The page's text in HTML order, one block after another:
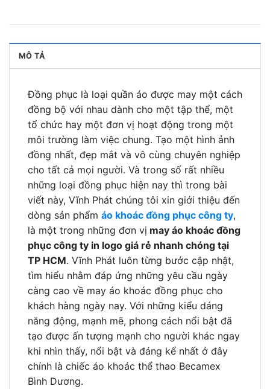
MÔ TẢ
Đồng phục là loại quần áo được may một cách
đồng bộ với nhau dành cho một tập thể, một
tổ chức hay một đơn vị hoạt động trong một
môi trường làm việc chung. Tạo một hình ảnh
đồng nhất, đẹp mắt và vô cùng chuyên nghiệp
cho tất cả mọi người. Và trong số rất nhiều
những loại đồng phục hiện nay thì trong bài
viết này, Vĩnh Phát chúng tôi xin giới thiệu đến
dòng sản phẩm áo khoác đồng phục công ty,
là một trong những đơn vị may áo khoác đồng
phục công ty in logo giá rẻ nhanh chóng tại
TP HCM. Vĩnh Phát luôn từng bước cập nhật,
tìm hiểu nhằm đáp ứng những yêu cầu ngày
càng cao về may áo khoác đồng phục cho
khách hàng ngày nay. Với những kiểu dáng
năng động, mạnh mẽ, phong cách nổi bật đã
tạo được ấn tượng mạnh cho người khác ngay
khi nhìn thấy, nổi bật và đáng kể nhất ở đây
chính là chiếc áo khoác thể thao Becamex
Bình Dương.